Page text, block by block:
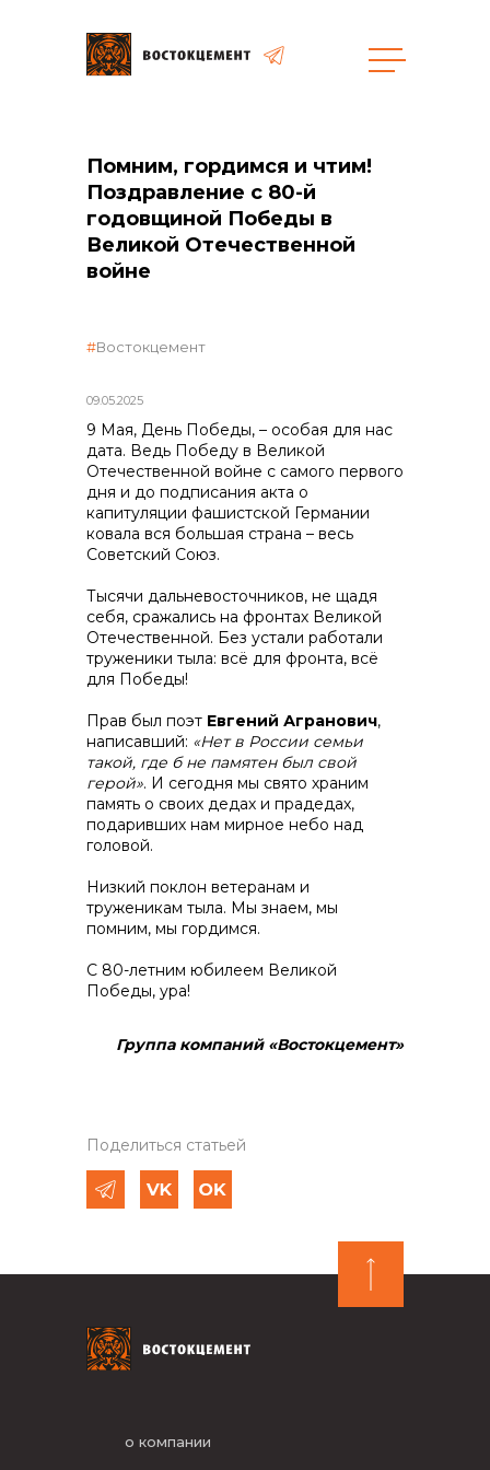
Объекты
общая информация
реализация неликвидов
контакты отдела закупок
Контакты
+7 (423) 234 50 50
info@vostokcement.ru
Помним, гордимся и чтим!
Поздравление с 80-й
годовщиной Победы в
Великой Отечественной
войне
09.05.2025
Востокцемент
9 Мая, День Победы, – особая для нас
дата. Ведь Победу в Великой
Отечественной войне с самого первого
дня и до подписания акта о
капитуляции фашистской Германии
ковала вся большая страна – весь
Советский Союз.
Тысячи дальневосточников, не щадя
себя, сражались на фронтах Великой
Отечественной. Без устали работали
труженики тыла: всё для фронта, всё
для Победы!
Прав был поэт Евгений Агранович,
написавший: «Нет в России семьи
такой, где б не памятен был свой
герой». И сегодня мы свято храним
память о своих дедах и прадедах,
подаривших нам мирное небо над
головой.
Низкий поклон ветеранам и
труженикам тыла. Мы знаем, мы
помним, мы гордимся.
С 80-летним юбилеем Великой
Победы, ура!
Группа компаний «Востокцемент»
Поделиться статьей
о компании